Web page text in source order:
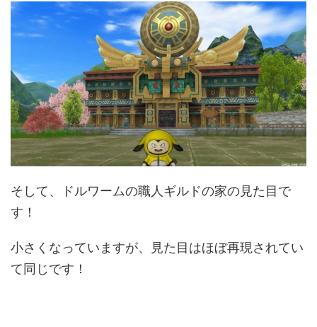
そして、ドルワームの職人ギルドの家の見た目で
す！
小さくなっていますが、見た目はほぼ再現されてい
て同じです！